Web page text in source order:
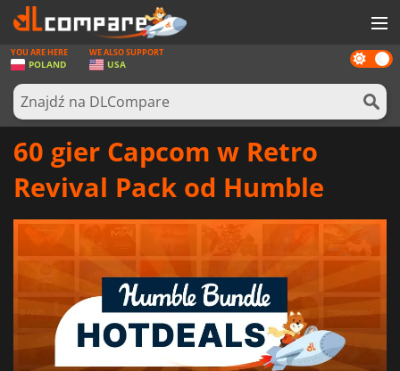
GRY
KARTY DO GIER
OPROGRAMOWANIE
REWARDS
AKTUALNOŚCI
ZALOGUJ SIĘ LUB ZAREJESTRUJ
Dark
mode
YOU ARE HERE
POLAND
WE ALSO SUPPORT
USA
60 gier Capcom w Retro
Revival Pack od Humble